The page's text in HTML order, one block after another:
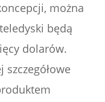
można
będą
dolarów.
szczegółowe